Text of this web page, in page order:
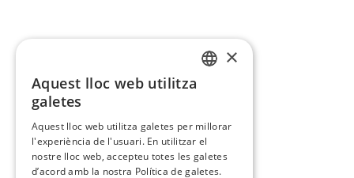
×
Aquest lloc web utilitza
galetes
Aquest lloc web utilitza galetes per millorar
l'experiència de l'usuari. En utilitzar el
nostre lloc web, accepteu totes les galetes
d’acord amb la nostra Política de galetes.